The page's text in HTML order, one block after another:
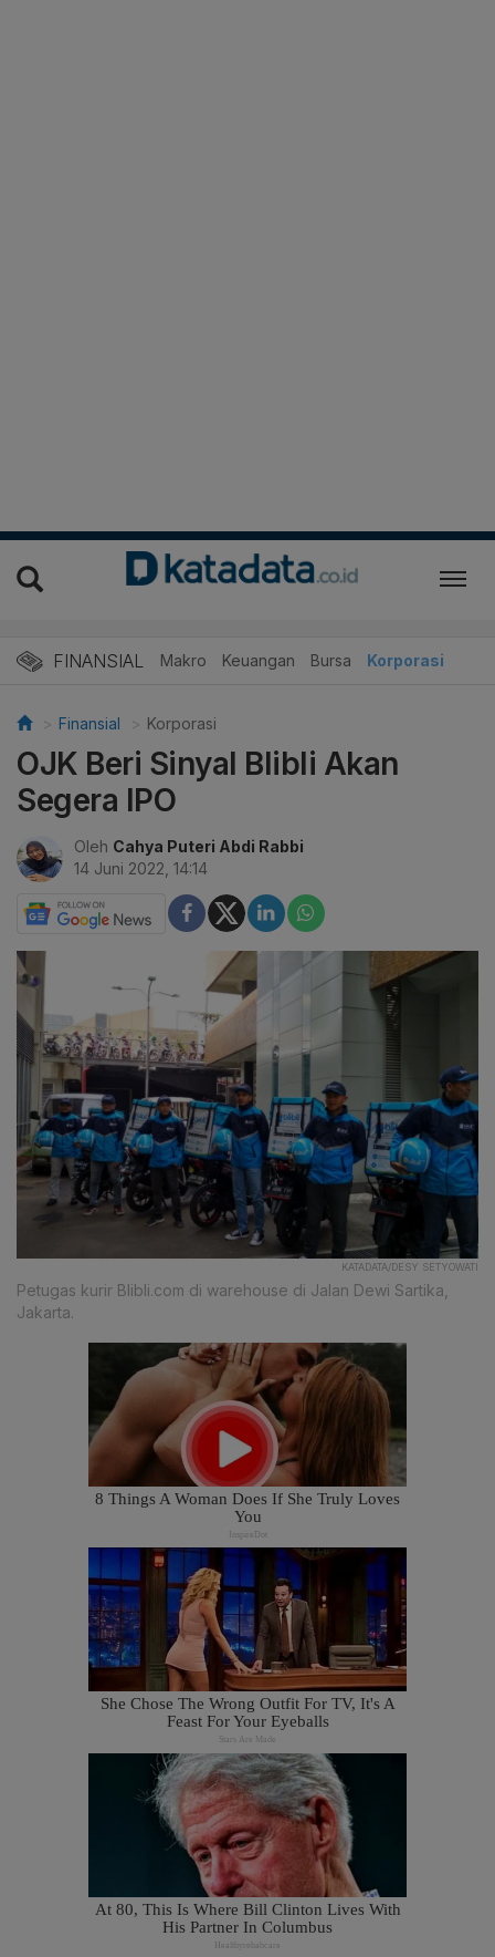
FINANSIAL Makro Keuangan Bursa Korporasi
Finansial Korporasi
OJK Beri Sinyal Blibli Akan
Segera IPO
Oleh Cahya Puteri Abdi Rabbi
14 Juni 2022, 14:14
KATADATA/DESY SETYOWATI
Petugas kurir Blibli.com di warehouse di Jalan Dewi Sartika,
Jakarta.